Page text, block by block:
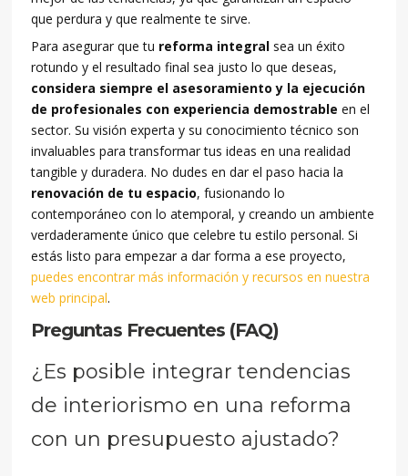
que perdura y que realmente te sirve.
Para asegurar que tu reforma integral sea un éxito
rotundo y el resultado final sea justo lo que deseas,
considera siempre el asesoramiento y la ejecución
de profesionales con experiencia demostrable en el
sector. Su visión experta y su conocimiento técnico son
invaluables para transformar tus ideas en una realidad
tangible y duradera. No dudes en dar el paso hacia la
renovación de tu espacio, fusionando lo
contemporáneo con lo atemporal, y creando un ambiente
verdaderamente único que celebre tu estilo personal. Si
estás listo para empezar a dar forma a ese proyecto,
puedes encontrar más información y recursos en nuestra
web principal.
Preguntas Frecuentes (FAQ)
¿Es posible integrar tendencias
de interiorismo en una reforma
con un presupuesto ajustado?